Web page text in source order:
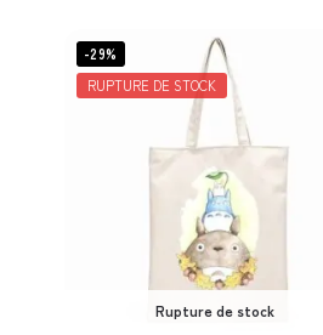
-29%
RUPTURE DE STOCK
Rupture de stock